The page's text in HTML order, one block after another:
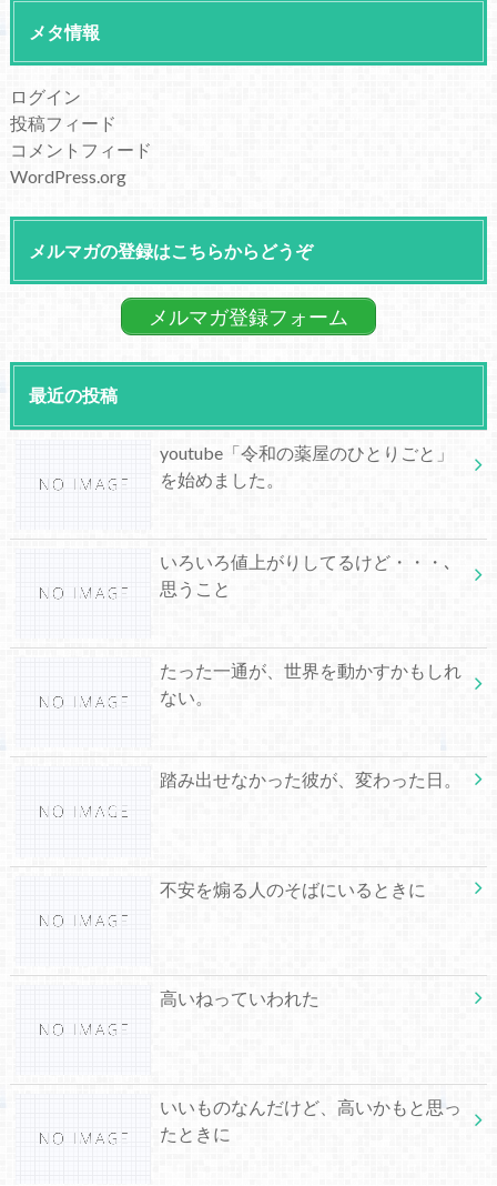
メタ情報
ログイン
投稿フィード
コメントフィード
WordPress.org
メルマガの登録はこちらからどうぞ
メルマガ登録フォーム
最近の投稿
youtube「令和の薬屋のひとりごと」
を始めました。
いろいろ値上がりしてるけど・・・､
思うこと
たった一通が、世界を動かすかもしれ
ない。
踏み出せなかった彼が、変わった日。
不安を煽る人のそばにいるときに
高いねっていわれた
いいものなんだけど、高いかもと思っ
たときに